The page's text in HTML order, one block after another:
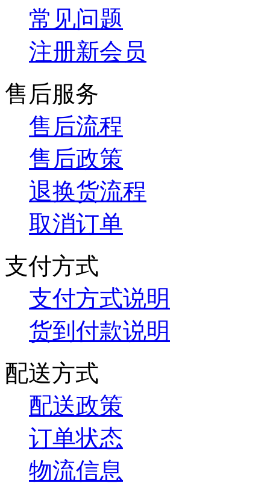
常见问题
注册新会员
售后服务
售后流程
售后政策
退换货流程
取消订单
支付方式
支付方式说明
货到付款说明
配送方式
配送政策
订单状态
物流信息